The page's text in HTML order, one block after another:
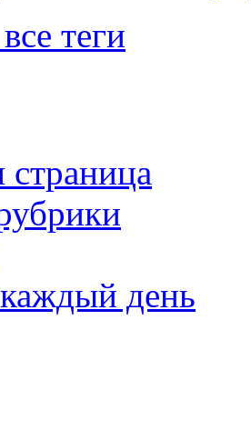
теги
страница
день